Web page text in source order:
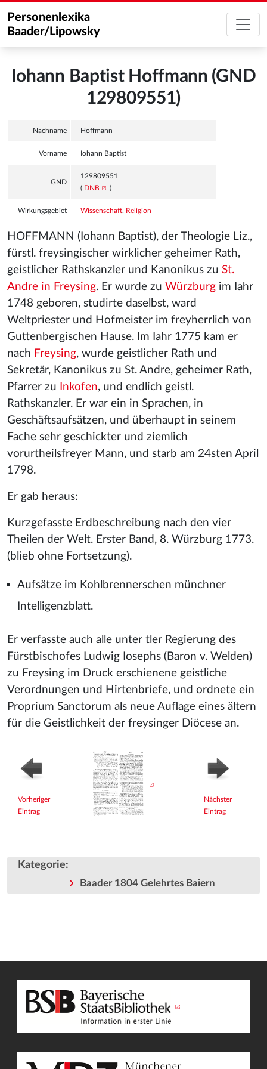
Personenlexika
Baader/Lipowsky
Iohann Baptist Hoffmann (GND
129809551)
Nachname Hoffmann
Vorname Iohann Baptist
GND
129809551
( DNB )
Wirkungsgebiet Wissenschaft, Religion
HOFFMANN (Iohann Baptist), der Theologie Liz.,
fürstl. freysingischer wirklicher geheimer Rath,
geistlicher Rathskanzler und Kanonikus zu St.
Andre in Freysing. Er wurde zu Würzburg im Iahr
1748 geboren, studirte daselbst, ward
Weltpriester und Hofmeister im freyherrlich von
Guttenbergischen Hause. Im Iahr 1775 kam er
nach Freysing, wurde geistlicher Rath und
Sekretär, Kanonikus zu St. Andre, geheimer Rath,
Pfarrer zu
Inkofen, und endlich geistl.
Rathskanzler. Er war ein in Sprachen, in
Geschäftsaufsätzen, und überhaupt in seinem
Fache sehr geschickter und ziemlich
vorurtheilsfreyer Mann, und starb am 24sten April
1798.
Er gab heraus:
Kurzgefasste Erdbeschreibung nach den vier
Theilen der Welt. Erster Band, 8. Würzburg 1773.
(blieb ohne Fortsetzung).
Aufsätze im Kohlbrennerschen münchner
Intelligenzblatt.
Er verfasste auch alle unter tler Regierung des
Fürstbischofes Ludwig Iosephs (Baron v. Welden)
zu Freysing im Druck erschienene geistliche
Verordnungen und Hirtenbriefe, und ordnete ein
Proprium Sanctorum als neue Auflage eines ältern
für die Geistlichkeit der freysinger Diöcese an.
Vorheriger
Eintrag
Nächster
Eintrag
Kategorie:
Baader 1804 Gelehrtes Baiern